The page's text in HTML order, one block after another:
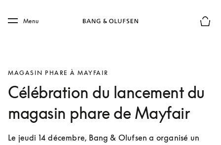
Skip to main footer
Menu
MAGASIN PHARE À MAYFAIR
Célébration du lancement du
magasin phare de Mayfair
Le jeudi 14 décembre, Bang & Olufsen a organisé un